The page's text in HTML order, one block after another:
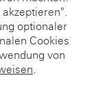
optionaler
Cookies
von
.